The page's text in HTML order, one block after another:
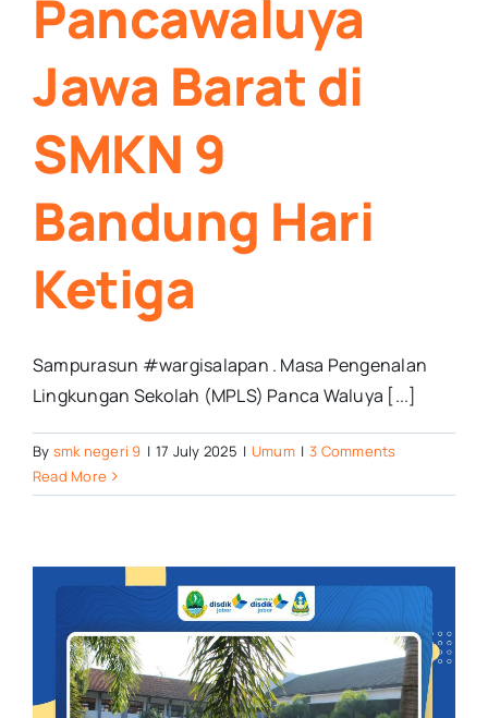
Pancawaluya
Jawa Barat di
SMKN 9
Bandung Hari
Ketiga
Sampurasun #wargisalapan . Masa Pengenalan
Lingkungan Sekolah (MPLS) Panca Waluya [...]
By smk negeri 9 | 17 July 2025 | Umum | 3 Comments
Read More